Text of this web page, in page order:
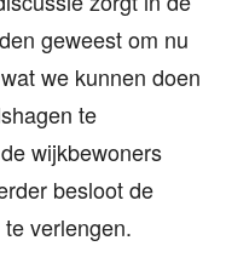
geweest om nu
we kunnen doen
te
wijkbewoners
besloot de
verlengen.